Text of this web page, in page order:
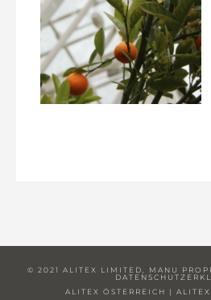
© 2021 ALITEX LIMITED, MANU
ALITEX ÖSTERREICH
|